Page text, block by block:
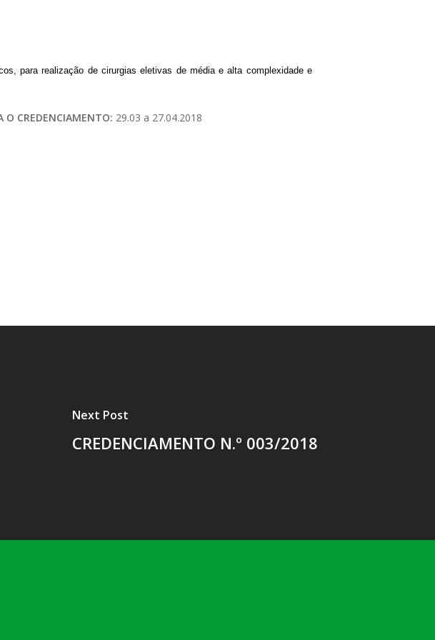
PROGRAMA MINHA ESCRITURA
para realização de cirurgias eletivas de média e alta complexidade e
O CREDENCIAMENTO: 29.03 a 27.04.2018
Next Post
CREDENCIAMENTO N.º 003/2018